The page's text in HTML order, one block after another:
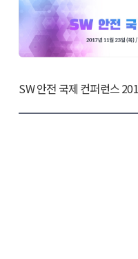
SW 안전 국제 컨퍼런스